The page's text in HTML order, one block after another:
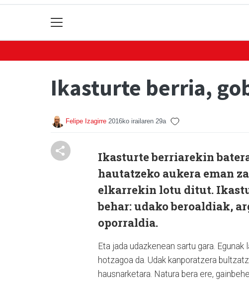
Ikasturte berria,
Felipe Izagirre 2016ko irailaren 29a
Ikasturte berriarekin
hautatzeko aukera eman
elkarrekin lotu ditut.
behar: udako beroaldiak,
oporraldia.
Eta jada udazkenean sartu gara.
hotzagoa da. Udak kanporatzera
hausnarketara. Natura bera ere,